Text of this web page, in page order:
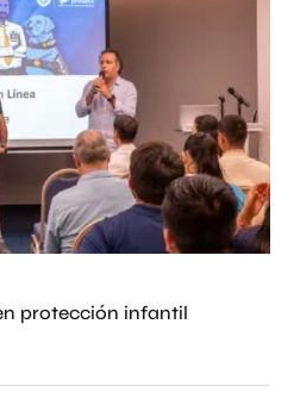
protección infantil